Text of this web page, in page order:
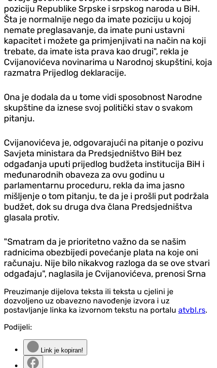
poziciju Republike Srpske i srpskog naroda u BiH.
Šta je normalnije nego da imate poziciju u kojoj
nemate preglasavanje, da imate puni ustavni
kapacitet i možete ga primjenjivati na način na koji
trebate, da imate ista prava kao drugi", rekla je
Cvijanovićeva novinarima u Narodnoj skupštini, koja
razmatra Prijedlog deklaracije.
Ona je dodala da u tome vidi sposobnost Narodne
skupštine da iznese svoj politički stav o svakom
pitanju.
Cvijanovićeva je, odgovarajući na pitanje o pozivu
Savjeta ministara da Predsjedništvo BiH bez
odgađanja uputi prijedlog budžeta institucija BiH i
međunarodnih obaveza za ovu godinu u
parlamentarnu proceduru, rekla da ima jasno
mišljenje o tom pitanju, te da je i prošli put podržala
budžet, dok su druga dva člana Predsjedništva
glasala protiv.
"Smatram da je prioritetno važno da se našim
radnicima obezbijedi povećanje plata na koje oni
računaju. Nije bilo nikakvog razloga da se ove stvari
odgađaju", naglasila je Cvijanovićeva, prenosi Srna
Preuzimanje dijelova teksta ili teksta u cjelini je
dozvoljeno uz obavezno navođenje izvora i uz
postavljanje linka ka izvornom tekstu na portalu atvbl.rs.
Podijeli:
Link je kopiran!